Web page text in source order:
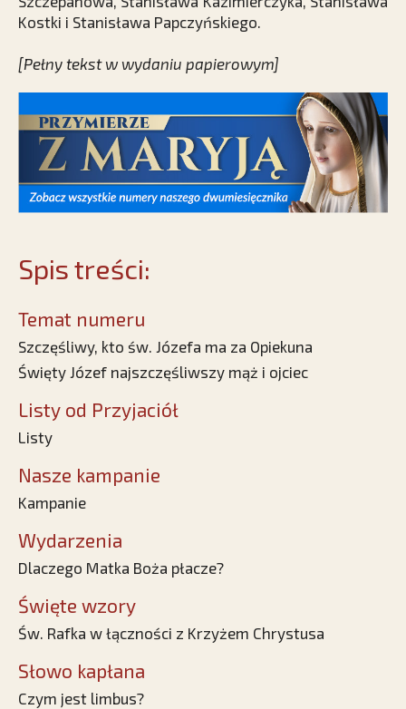
Kostki i ­Stanisława ­Papczyńskiego.
[Pełny tekst w wydaniu papierowym]
Spis treści:
Temat numeru
Szczęśliwy, kto św. Józefa ma za Opiekuna
Święty Józef najszczęśliwszy mąż i ojciec
Listy od Przyjaciół
Listy
Nasze kampanie
Kampanie
Wydarzenia
Dlaczego Matka Boża płacze?
Święte wzory
Św. Rafka w łączności z Krzyżem Chrystusa
Słowo kapłana
Czym jest limbus?